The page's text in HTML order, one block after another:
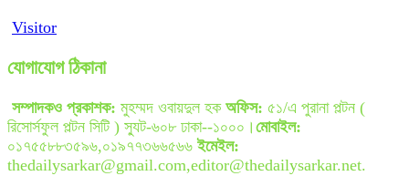
Visitor
যোগাযোগ ঠিকানা
সম্পাদকও প্রকাশক: মুহম্মদ ওবায়দুল হক অফিস: ৫১/এ পুরানা পল্টন (
রিসোর্সফুল পল্টন সিটি ) স্যুট-৬০৮ ঢাকা--১০০০। মোবাইল:
০১৭৫৫৮৮৩৫৯৬,০১৯৭৭৩৬৬৫৬৬ ইমেইল:
thedailysarkar@gmail.com,editor@thedailysarkar.net.